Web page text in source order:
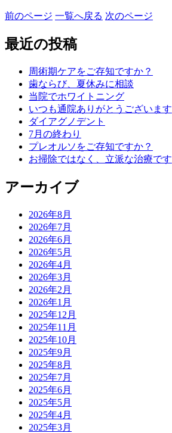
前のページ 一覧へ戻る 次のページ
最近の投稿
周術期ケアをご存知ですか？
歯ならび、夏休みに相談
当院でホワイトニング
いつも通院ありがとうございます
ダイアグノデント
7月の終わり
プレオルソをご存知ですか？
お掃除ではなく、立派な治療です
アーカイブ
2026年8月
2026年7月
2026年6月
2026年5月
2026年4月
2026年3月
2026年2月
2026年1月
2025年12月
2025年11月
2025年10月
2025年9月
2025年8月
2025年7月
2025年6月
2025年5月
2025年4月
2025年3月